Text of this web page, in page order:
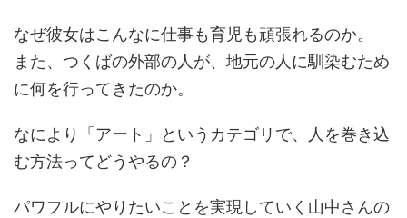
なぜ彼女はこんなに仕事も育児も頑張れるのか。
また、つくばの外部の人が、地元の人に馴染むため
に何を行ってきたのか。
なにより「アート」というカテゴリで、人を巻き込
む方法ってどうやるの？
パワフルにやりたいことを実現していく山中さんの